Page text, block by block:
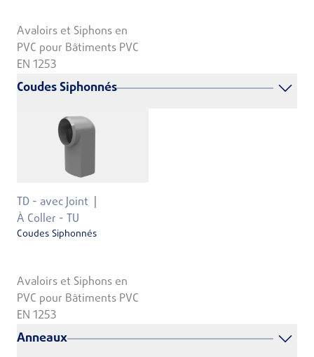
Avaloirs et Siphons en
PVC pour Bâtiments PVC
EN 1253
Coudes Siphonnés
TD - avec Joint
À Coller - TU
Coudes Siphonnés
Avaloirs et Siphons en
PVC pour Bâtiments PVC
EN 1253
Anneaux